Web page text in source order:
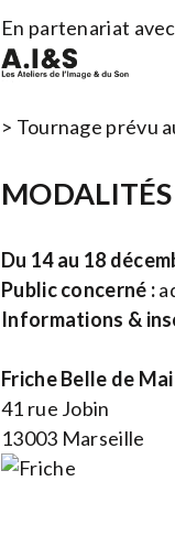
En partenariat
> Tournage prévu
MODALITÉS
Du 14 au 18
Public concerné :
Informations &
Friche Belle de Mai
41 rue Jobin
13003 Marseille